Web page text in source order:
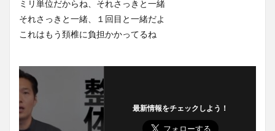
ミリ単位だからね、それさっきと一緒
それさっきと一緒、１回目と一緒だよ
これはもう頚椎に負担かかってるね
最新情報をチェックしよう！